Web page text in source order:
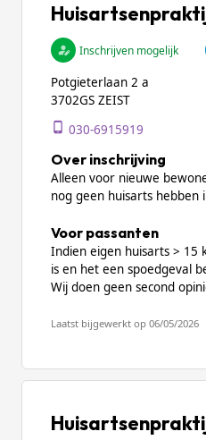
Inschrijven mogelijk
Potgieterlaan 2 a
3702GS ZEIST
030-6915919
Over inschrijving
Alleen voor nieuwe
nog geen huisarts hebben
Voor passanten
Indien eigen huisarts > 15
is en het een spoedgeval
Wij doen geen second
Laatst bijgewerkt op 06/05/2026